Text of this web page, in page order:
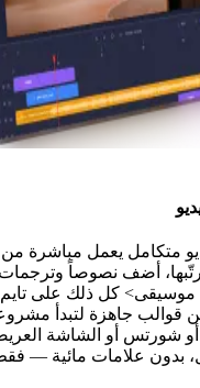
متكامل يعمل مباشرة
أضف نصوصاً
كل ذلك على تايم
قوالب جاهزة لتبدأ
شورتس أو الشاشة
بدون علامات مائية —